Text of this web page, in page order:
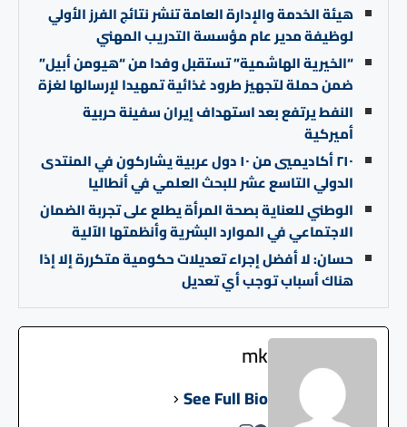
هيئة الخدمة والإدارة العامة تنشر نتائج الفرز الأولي
لوظيفة مدير عام مؤسسة التدريب المهني
“الخيرية الهاشمية” تستقبل وفدا من “هيومن أبيل”
ضمن حملة لتجهيز طرود غذائية تمهيدا لإرسالها لغزة
النفط يرتفع بعد استهداف إيران سفينة حربية
أميركية
٢١٠ أكاديميي من ١٠ دول عربية يشاركون في المنتدى
الدولي التاسع عشر للبحث العلمي في أنطاليا
الوطني للعناية بصحة المرأة يطلع على تجربة الضمان
الاجتماعي في الموارد البشرية وأنظمتها الآلية
حسان: لا أفضل إجراء تعديلات حكومية متكررة إلا إذا
هناك أسباب توجب أي تعديل
mk
See Full Bio